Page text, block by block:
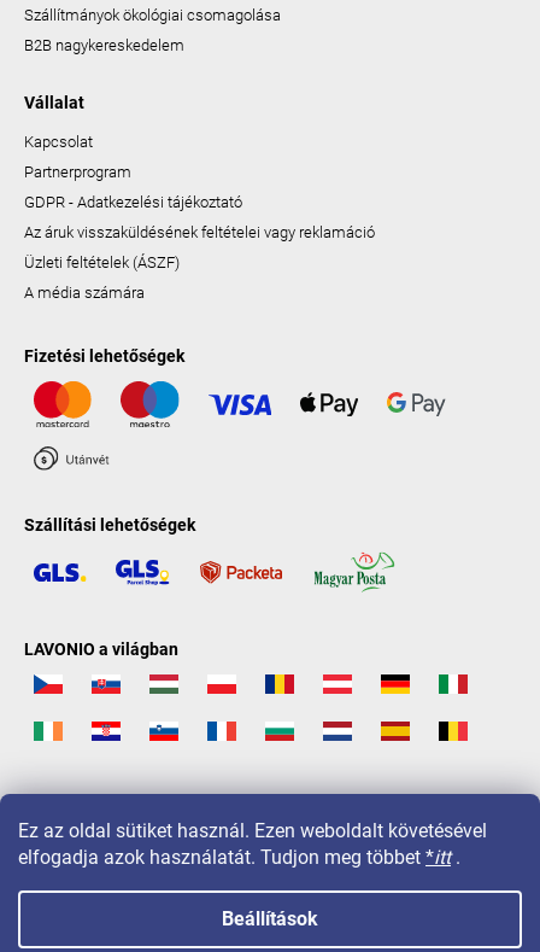
Ez az oldal sütiket használ. Ezen weboldalt követésével
elfogadja azok használatát. Tudjon meg többet *itt.
Beállítások
Szállítmányok ökológiai csomagolása
B2B nagykereskedelem
Vállalat
Kapcsolat
Partnerprogram
GDPR - Adatkezelési tájékoztató
Az áruk visszaküldésének feltételei vagy reklamáció
Üzleti feltételek (ÁSZF)
A média számára
Fizetési lehetőségek
Szállítási lehetőségek
LAVONIO a világban
Copyright 2026 LAVONIO.hu. Minden jog fenntartva.